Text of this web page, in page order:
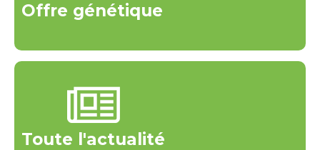
Offre génétique
Toute l'actualité